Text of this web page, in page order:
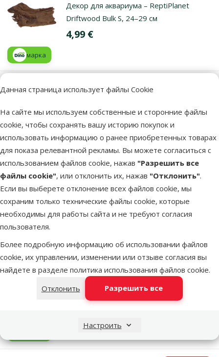
Данная страница использует файлы Cookie
На сайте мы используем собственные и сторонние файлы
cookie, чтобы сохранять вашу историю покупок и
использовать информацию о ранее приобретенных товарах
для показа релевантной рекламы. Вы можете согласиться с
использованием файлов cookie, нажав "Разрешить все
файлы cookie", или отклонить их, нажав "Отклонить".
Если вы выберете отклонение всех файлов cookie, мы
сохраним только технические файлы cookie, которые
необходимы для работы сайта и не требуют согласия
пользователя.
Более подробную информацию об использовании файлов
cookie, их управлении, изменении или отзыве согласия вы
найдете в разделе политика использования файлов cookie.
Отклонить
Разрешить все
Настроить
Декор для аквариума – ReptiPlanet
Driftwood Bulk S, 24–29 см
Цена
4,99 €
марка
В наличии
Декор для аквариума – ReptiPlanet
Driftwood Bulk M, 29–36 см
Оценка 0%
Цена
8,99 €
марка
В наличии
Декор для аквариума – ReptiPlanet
Driftwood Bulk L, 35–55 см
Оценка 0%
Исходная цена
17,99 €